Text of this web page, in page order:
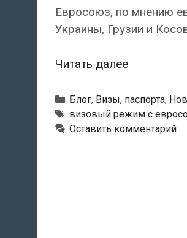
Евросоюз, по мнению
Украины, Грузии и
Читать далееУкраина,
и
Косово
могут
Рубрики
Блог, Визы, паспорта,
Метки
визовый режим с
Оставить комментарий